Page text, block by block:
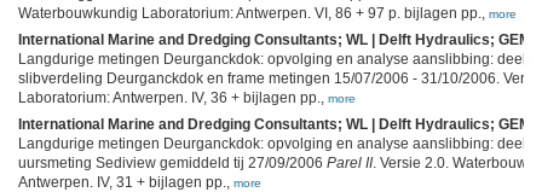
Waterbouwkundig Laboratorium: Antwerpen. VI, 86 + 97 p. bijlagen pp., more
International Marine and Dredging Consultants; WL | Delft Hydraulics;
Langdurige metingen Deurganckdok: opvolging en analyse aanslibbing:
slibverdeling Deurganckdok en frame metingen 15/07/2006 - 31/10/2006.
Laboratorium: Antwerpen. IV, 36 + bijlagen pp., more
International Marine and Dredging Consultants; WL | Delft Hydraulics;
Langdurige metingen Deurganckdok: opvolging en analyse aanslibbing:
uursmeting Sediview gemiddeld tij 27/09/2006 Parel II. Versie 2.0.
Antwerpen. IV, 31 + bijlagen pp., more